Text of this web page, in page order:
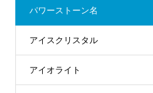
パワーストーン名
アイスクリスタル
アイオライト